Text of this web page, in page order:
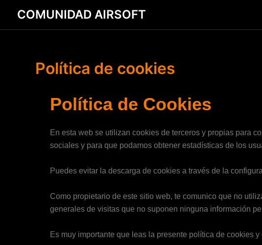
content
COMUNIDAD AIRSOFT
Política de cookies
Política de Cookies
En esta web se utilizan cookies de terceros y propias para
sociales y para que podamos obtener estadísticas de los
Puedes evitar la descarga de cookies a través de la
Como propietario de este sitio web, te comunico que no
generales de visitas que no suponen ninguna información
Es muy importante que leas la presente política de cookies